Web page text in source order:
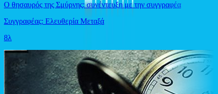
Ο θησαυρός της Σμύρνης: συνέντευξη με την συγγραφέα
Συγγραφέας: Ελευθερία Μεταξά
8λ